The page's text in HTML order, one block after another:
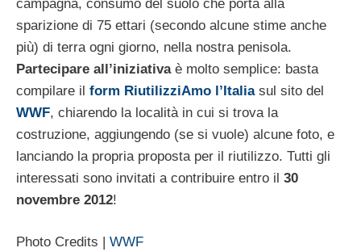
campagna, consumo del suolo che porta alla
sparizione di 75 ettari (secondo alcune stime anche
più) di terra ogni giorno, nella nostra penisola.
Partecipare all’iniziativaè molto semplice: basta
compilare il form RiutilizziAmo l’Italiasul sito del
WWF, chiarendo la località in cui si trova la
costruzione, aggiungendo (se si vuole) alcune foto, e
lanciando la propria proposta per il riutilizzo. Tutti gli
interessati sono invitati a contribuire entro il 30
novembre 2012!
Photo Credits | WWF